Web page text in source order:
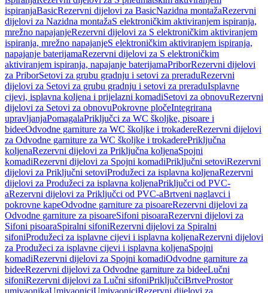
ispiranjaBasicRezervni dijelovi za BasicNazidna montažaRezervni
dijelovi za Nazidna montažaS elektroničkim aktiviranjem ispiranja,
mrežno napajanjeRezervni dijelovi za S elektroničkim aktiviranjem
ispiranja, mrežno napajanjeS elektroničkim aktiviranjem ispiranja,
napajanje baterijamaRezervni dijelovi za S elektroničkim
aktiviranjem ispiranja, napajanje baterijamaPriborRezervni dijelovi
za PriborSetovi za grubu gradnju i setovi za preraduRezervni
dijelovi za Setovi za grubu gradnju i setovi za preraduIsplavne
cijevi, isplavna koljena i prijelazni komadiSetovi za obnovuRezervni
dijelovi za Setovi za obnovuPokrovne pločeIntegrirana
upravljanjaPomagalaPriključci za WC školjke, pisoare i
bideeOdvodne garniture za WC školjke i trokadereRezervni dijelovi
za Odvodne garniture za WC školjke i trokaderePriključna
koljenaRezervni dijelovi za Priključna koljenaSpojni
komadiRezervni dijelovi za Spojni komadiPriključni setoviRezervni
dijelovi za Priključni setoviProdužeci za isplavna koljenaRezervni
dijelovi za Produžeci za isplavna koljenaPriključci od PVC-
aRezervni dijelovi za Priključci od PVC-aBrtveni naglavci i
pokrovne kapeOdvodne garniture za pisoareRezervni dijelovi za
Odvodne garniture za pisoareSifoni pisoaraRezervni dijelovi za
Sifoni pisoaraSpiralni sifoniRezervni dijelovi za Spiralni
sifoniProdužeci za isplavne cijevi i isplavna koljenaRezervni dijelovi
za Produžeci za isplavne cijevi i isplavna koljenaSpojni
komadiRezervni dijelovi za Spojni komadiOdvodne garniture za
bideeRezervni dijelovi za Odvodne garniture za bideeLučni
sifoniRezervni dijelovi za Lučni sifoniPriključciBrtveProstor
umivaonikaUmivaoniciUmivaoniciRezervni dijelovi za